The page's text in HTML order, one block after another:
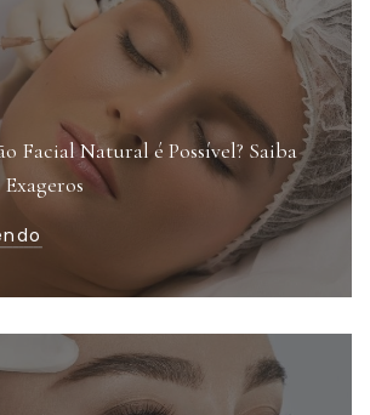
Facial Natural é Possível? Saiba